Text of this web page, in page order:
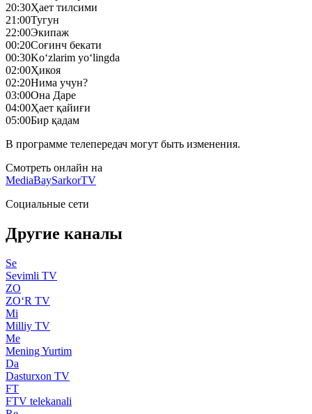
20:30Ҳает тилсими
21:00Тугун
22:00Экипаж
00:20Соғинч бекати
00:30Ko‘zlarim yo‘lingda
02:00Ҳикоя
02:20Нима учун?
03:00Она Даре
04:00Ҳает қайиғи
05:00Бир қадам
В программе телепередач могут быть изменения.
Смотреть онлайн на
MediaBaySarkorTV
Социальные сети
Другие каналы
Se
Sevimli TV
ZO
ZO‘R TV
Mi
Milliy TV
Me
Mening Yurtim
Da
Dasturxon TV
FT
FTV telekanali